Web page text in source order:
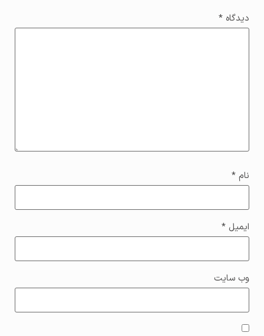
دیدگاه *
نام *
ایمیل *
وب‌ سایت